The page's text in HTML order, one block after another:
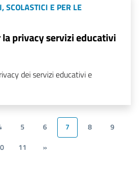
SCOLASTICI E PER LE
privacy servizi educativi
dei servizi educativi e
5 6 7 8
9
11 »